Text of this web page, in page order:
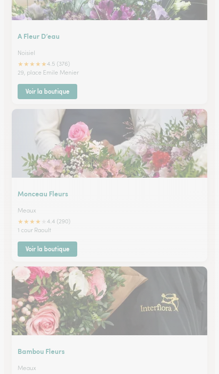
A Fleur D’eau
Noisiel
★★★★★4.5 (376)
29, place Emile Menier
Voir la boutique
Monceau Fleurs
Meaux
★★★★
4.4 (290)
1 cour Raoult
Voir la boutique
Bambou Fleurs
Meaux